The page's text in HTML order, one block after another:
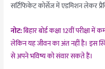
सर्टिफिकेट कोर्सेज में एडमिशन लेकर
नोट:बिहार बोर्ड कक्षा 12वीं परीक्षा
लेकिन यह जीवन का अंत नहीं है। इस
से अपने भविष्य को संवार सकते हैं।